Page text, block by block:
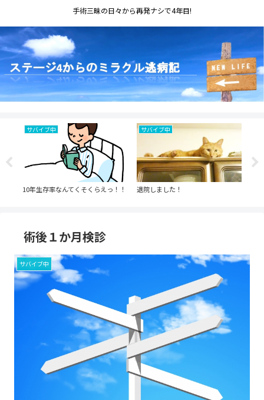
手術三昧の日々から再発ナシで4年目!
サバイブ中
10年生存率なんてくそくらえっ！！
サバイブ中
退院しました！
術後１か月検診
サバイブ中